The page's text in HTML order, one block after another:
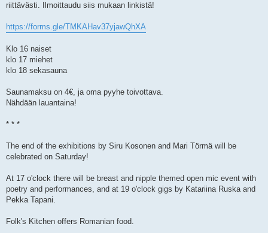
riittävästi. Ilmoittaudu siis mukaan linkistä!
https://forms.gle/TMKAHav37yjawQhXA
Klo 16 naiset
klo 17 miehet
klo 18 sekasauna
Saunamaksu on 4€, ja oma pyyhe toivottava.
Nähdään lauantaina!
* * *
The end of the exhibitions by Siru Kosonen and Mari Törmä will be
celebrated on Saturday!
At 17 o'clock there will be breast and nipple themed open mic event with
poetry and performances, and at 19 o'clock gigs by Katariina Ruska and
Pekka Tapani.
Folk's Kitchen offers Romanian food.